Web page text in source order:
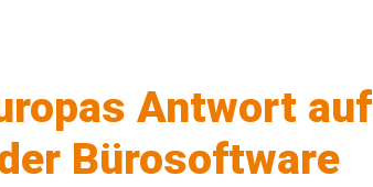
Antwort auf
Bürosoftware